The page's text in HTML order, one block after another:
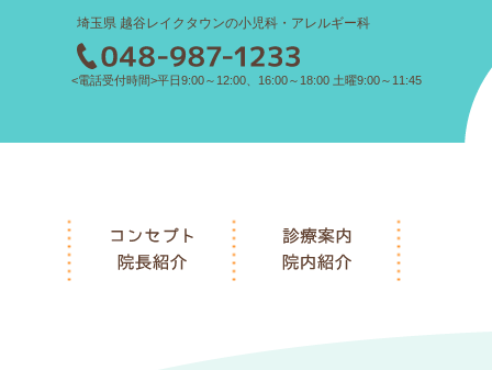
埼玉県 越谷レイクタウンの小児科・アレルギー科
<電話受付時間>平日9:00～12:00、16:00～18:00 土曜9:00～11:45